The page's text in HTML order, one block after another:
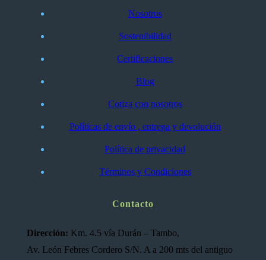
Nosotros
Sostenibilidad
Certificaciones
Blog
Cotiza con nosotros
Políticas de envío , entrega y devolución
Política de privacidad
Términos y Condiciones
Contacto
Dirección: Km. 4.5 vía Durán – Tambo,
Av. León Febres Cordero S/N. A a 200 mts del antiguo